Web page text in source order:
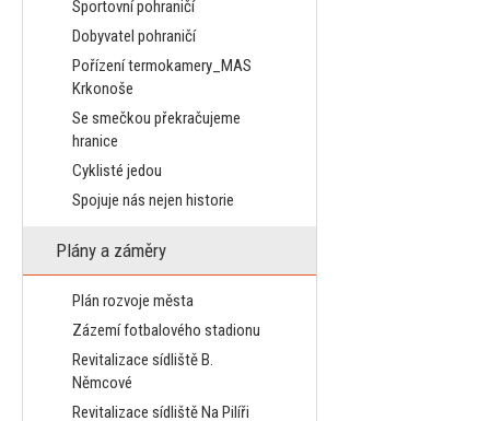
Sportovní pohraničí
Dobyvatel pohraničí
Pořízení termokamery_MAS
Krkonoše
Se smečkou překračujeme
hranice
Cyklisté jedou
Spojuje nás nejen historie
Plány a záměry
Plán rozvoje města
Zázemí fotbalového stadionu
Revitalizace sídliště B.
Němcové
Revitalizace sídliště Na Pilíři